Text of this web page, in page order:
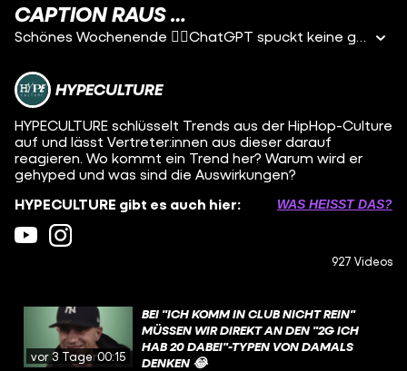
CAPTION RAUS …
Schönes Wochenende ✌🏼ChatGPT spuckt keine gute C
HYPECULTURE
HYPECULTURE schlüsselt Trends aus der HipHop-Culture
auf und lässt Vertreter:innen aus dieser darauf
reagieren. Wo kommt ein Trend her? Warum wird er
gehyped und was sind die Auswirkungen?
HYPECULTURE gibt es auch hier:
WAS HEISST DAS?
927 Videos
vor 3 Tagen00:15
BEI "ICH KOMM IN CLUB NICHT REIN"
MÜSSEN WIR DIREKT AN DEN "2G ICH
HAB 20 DABEI"-TYPEN VON DAMALS
DENKEN 😂